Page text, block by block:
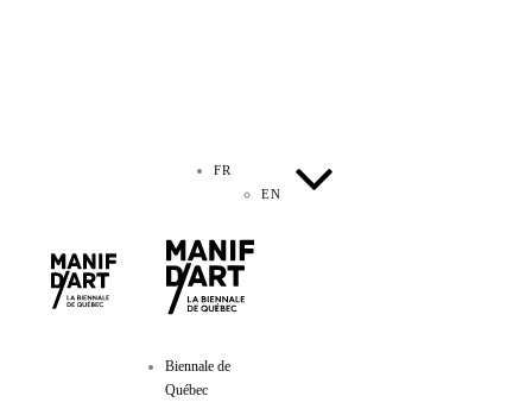
FR
EN
Biennale de
Québec